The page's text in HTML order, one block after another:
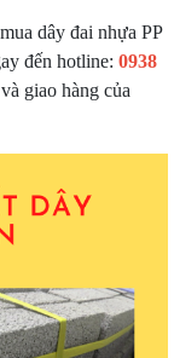
dây đai nhựa PP
đến hotline: 0938
giao hàng của